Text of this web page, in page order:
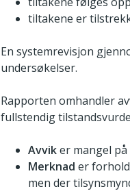
tiltakene er
En systemrevisjon
undersøkelser.
Rapporten omhandler
fullstendig
Avviker mangel
Merknad er
men der